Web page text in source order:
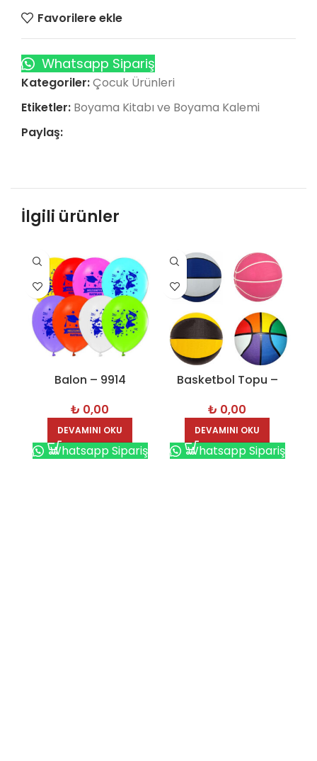
Favorilere ekle
Whatsapp Sipariş
Kategoriler:Çocuk Ürünleri
Etiketler: Boyama Kitabı ve Boyama Kalemi
Paylaş:
İlgili ürünler
Balon – 9914
₺ 0,00
DEVAMINI OKU
Whatsapp Sipariş
Basketbol Topu –
₺ 0,00
DEVAMINI OKU
Whatsapp Sipariş